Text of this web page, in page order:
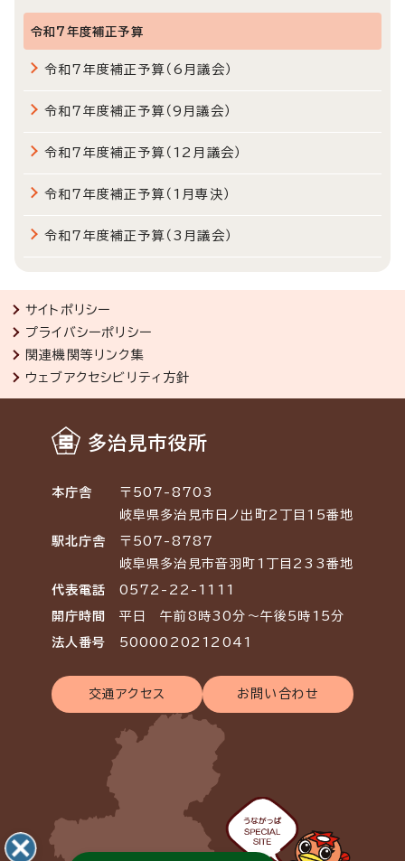
令和7年度補正予算
令和7年度補正予算（6月議会）
令和7年度補正予算（9月議会）
令和7年度補正予算（12月議会）
令和7年度補正予算（1月専決）
令和7年度補正予算（3月議会）
サイトポリシー
プライバシーポリシー
関連機関等リンク集
ウェブアクセシビリティ方針
多治見市役所
本庁舎
〒507-8703
岐阜県多治見市日ノ出町2丁目15番地
駅北庁舎
〒507-8787
岐阜県多治見市音羽町1丁目233番地
代表電話 0572-22-1111
開庁時間 平日 午前8時30分～午後5時15分
法人番号 5000020212041
交通アクセス お問い合わせ